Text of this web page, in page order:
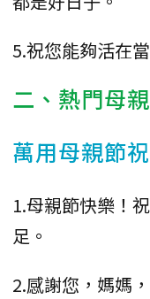
5.祝您能夠活在
二、熱門母
萬用母親節
1.母親節快樂！
足。
2.感謝您，媽媽